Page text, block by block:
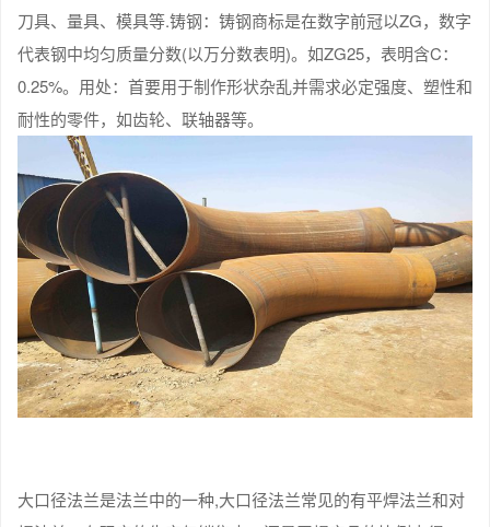
刀具、量具、模具等.铸钢：铸钢商标是在数字前冠以ZG，数字
代表钢中均匀质量分数(以万分数表明)。如ZG25，表明含C：
0.25%。用处：首要用于制作形状杂乱并需求必定强度、塑性和
耐性的零件，如齿轮、联轴器等。
大口径法兰是法兰中的一种,大口径法兰常见的有平焊法兰和对